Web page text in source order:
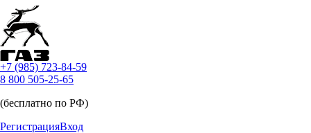
+7 (985) 723-84-59
8 800 505-25-65
(бесплатно по РФ)
РегистрацияВход